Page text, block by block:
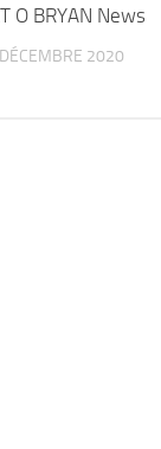
O BRYAN News
2020